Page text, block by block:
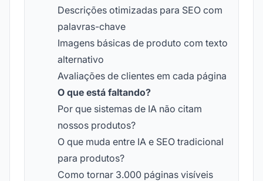
Descrições otimizadas para SEO com
palavras-chave
Imagens básicas de produto com texto
alternativo
Avaliações de clientes em cada página
O que está faltando?
Por que sistemas de IA não citam
nossos produtos?
O que muda entre IA e SEO tradicional
para produtos?
Como tornar 3.000 páginas visíveis